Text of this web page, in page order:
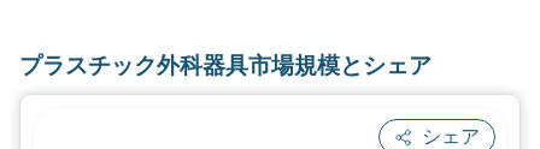
プラスチック外科器具市場規模とシェア
シェア